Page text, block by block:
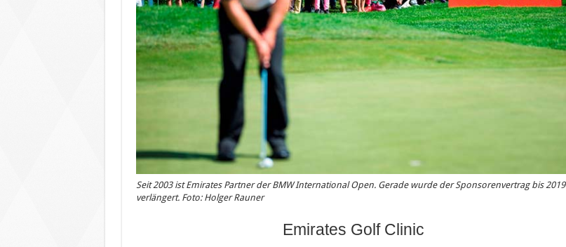
Seit 2003 ist Emirates Partner der BMW International Open. Gerade wurde der Sponsorenvertrag bis 2019
verlängert. Foto: Holger Rauner
Emirates Golf Clinic